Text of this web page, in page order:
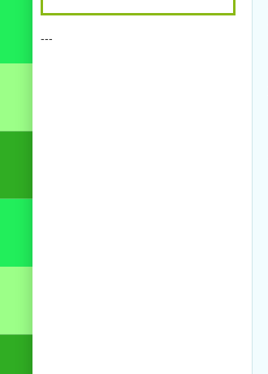
4.0.125 by
Downloader
---